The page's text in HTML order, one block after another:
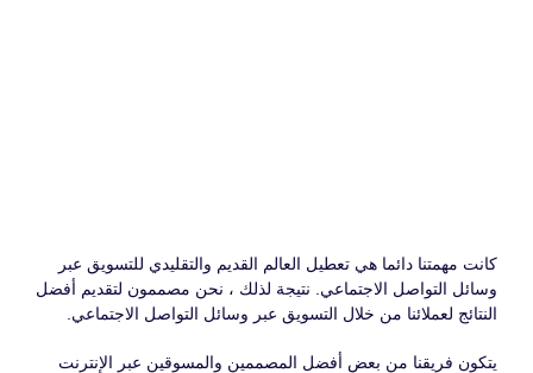
كانت مهمتنا دائما هي تعطيل العالم القديم والتقليدي للتسويق عبر
وسائل التواصل الاجتماعي. نتيجة لذلك ، نحن مصممون لتقديم أفضل
النتائج لعملائنا من خلال التسويق عبر وسائل التواصل الاجتماعي.
يتكون فريقنا من بعض أفضل المصممين والمسوقين عبر الإنترنت